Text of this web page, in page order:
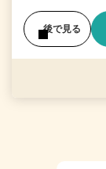
後で見る